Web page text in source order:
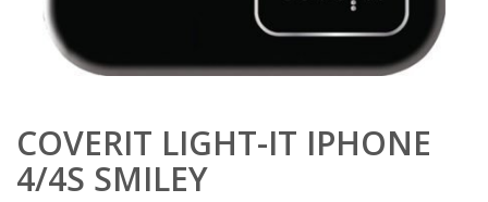
COVERIT LIGHT-IT IPHONE
4/4S SMILEY